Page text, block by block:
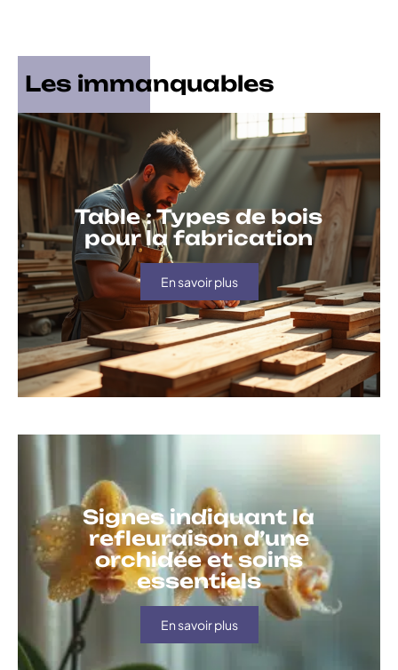
Les immanquables
Table : Types de bois
pour la fabrication
En savoir plus
Signes indiquant la
refleuraison d’une
orchidée et soins
essentiels
En savoir plus